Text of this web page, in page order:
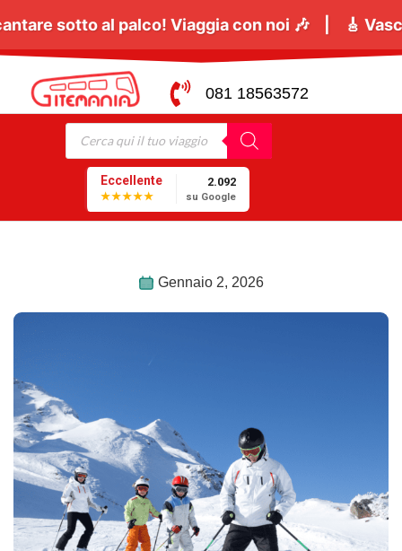
tutti a cantare sotto al palco! Viaggia con
081 18563572
Eccellente
★★★★★
2.092
su Google
Gennaio 2, 2026